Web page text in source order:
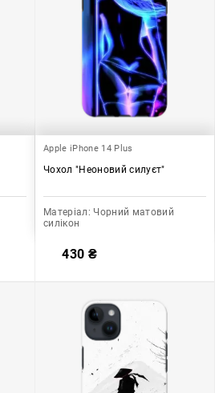
Apple iPhone 14 Plus
Чохол "Неоновий силуєт"
Матеріал: Чорний матовий
силікон
430 ₴